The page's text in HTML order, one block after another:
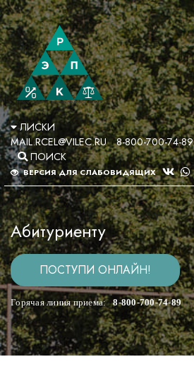
ЛИСКИ
MAIL.RCEL@VILEC.RU
8-800-700-74-89
ПОИСК
ВЕРСИЯ ДЛЯ СЛАБОВИДЯЩИХ
Абитуриенту
ПОСТУПИ ОНЛАЙН!
Горячая линия приема: 8-800-700-74-89